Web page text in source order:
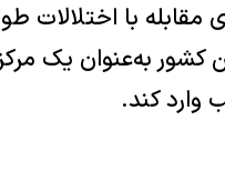
مقابله با
به‌عنوان یک
وارد کند.